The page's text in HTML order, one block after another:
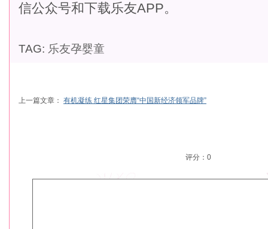
信公众号和下载乐友APP。
TAG: 乐友孕婴童
上一篇文章： 有机凝练 红星集团荣膺“中国新经济领军品牌”
评分： 0